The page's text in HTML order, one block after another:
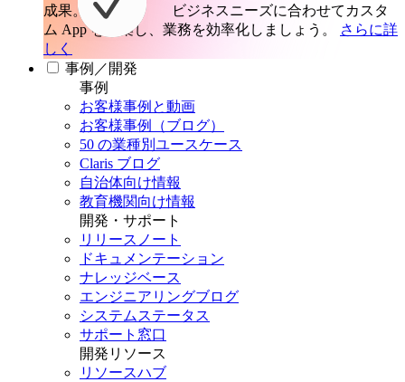
成果。
ビジネスニーズに合わせてカスタ
ム App を構築し、業務を効率化しましょう。
さらに詳
しく
事例／開発
事例
お客様事例と動画
お客様事例（ブログ）
50 の業種別ユースケース
Claris ブログ
自治体向け情報
教育機関向け情報
開発・サポート
リリースノート
ドキュメンテーション
ナレッジベース
エンジニアリングブログ
システムステータス
サポート窓口
開発リソース
リソースハブ